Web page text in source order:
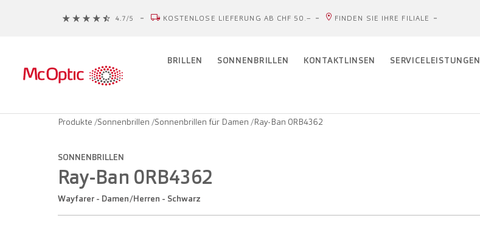
KOSTENLOSE LIEFERUNG AB CHF 50.– FINDEN SIE IHRE FILIALE
BRILLEN SONNENBRILLEN KONTAKTLINSEN SERVICELEISTUNGEN
Produkte /Sonnenbrillen /Sonnenbrillen für Damen /Ray-Ban 0RB4362
SONNENBRILLEN
Ray-Ban 0RB4362
Wayfarer - Damen/Herren - Schwarz